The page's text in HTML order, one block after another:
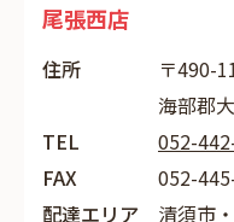
尾張西店
住所
〒490-
海部郡
TEL
052-
FAX
052-
配達エリア
清須市